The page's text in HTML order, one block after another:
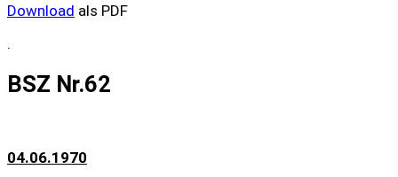
Download als PDF
.
BSZ Nr.62
04.06.1970